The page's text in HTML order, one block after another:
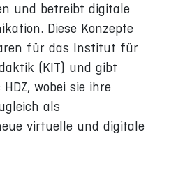
und betreibt digitale
Diese Konzepte
für das Institut für
(KIT) und gibt
wobei sie ihre
als
virtuelle und digitale